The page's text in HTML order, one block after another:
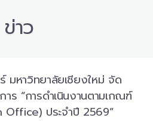
ข่าว
มหาวิทยาลัยเชียงใหม่ จัด
ร “การดำเนินงานตามเกณฑ์
Office) ประจำปี 2569”